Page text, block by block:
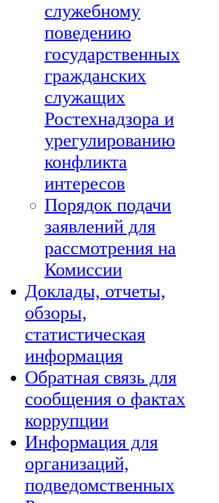
служебному
поведению
государственных
гражданских
служащих
Ростехнадзора и
урегулированию
конфликта
интересов
Порядок подачи
заявлений для
рассмотрения на
Комиссии
Доклады, отчеты,
обзоры,
статистическая
информация
Обратная связь для
сообщения о фактах
коррупции
Информация для
организаций,
подведомственных